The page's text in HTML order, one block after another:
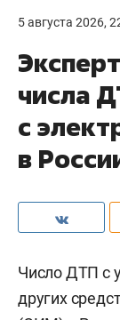
5 августа 2026,
числа
с
в
Число ДТП с
других